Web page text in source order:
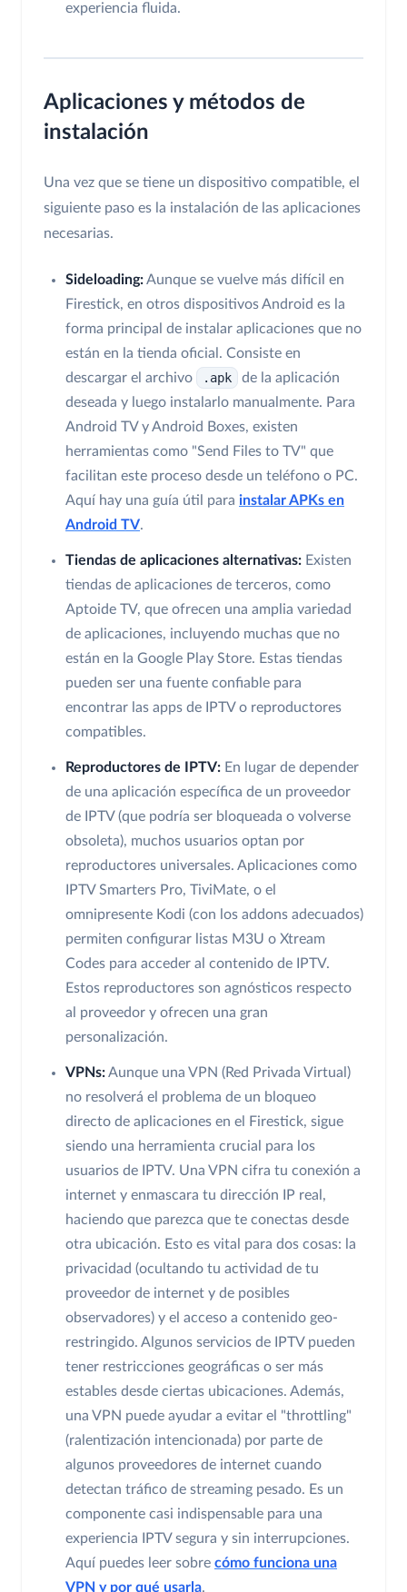
experiencia fluida.
Aplicaciones y métodos de
instalación
Una vez que se tiene un dispositivo compatible, el
siguiente paso es la instalación de las aplicaciones
necesarias.
Sideloading:Aunque se vuelve más difícil en
Firestick, en otros dispositivos Android es la
forma principal de instalar aplicaciones que no
están en la tienda oficial. Consiste en
descargar el archivo
.apk
de la aplicación
deseada y luego instalarlo manualmente. Para
Android TV y Android Boxes, existen
herramientas como "Send Files to TV" que
facilitan este proceso desde un teléfono o PC.
Aquí hay una guía útil para instalar APKs en
Android TV.
Tiendas de aplicaciones alternativas: Existen
tiendas de aplicaciones de terceros, como
Aptoide TV, que ofrecen una amplia variedad
de aplicaciones, incluyendo muchas que no
están en la Google Play Store. Estas tiendas
pueden ser una fuente confiable para
encontrar las apps de IPTV o reproductores
compatibles.
Reproductores de IPTV: En lugar de depender
de una aplicación específica de un proveedor
de IPTV (que podría ser bloqueada o volverse
obsoleta), muchos usuarios optan por
reproductores universales. Aplicaciones como
IPTV Smarters Pro, TiviMate, o el
omnipresente Kodi (con los addons adecuados)
permiten configurar listas M3U o Xtream
Codes para acceder al contenido de IPTV.
Estos reproductores son agnósticos respecto
al proveedor y ofrecen una gran
personalización.
VPNs:Aunque una VPN (Red Privada Virtual)
no resolverá el problema de un bloqueo
directo de aplicaciones en el Firestick, sigue
siendo una herramienta crucial para los
usuarios de IPTV. Una VPN cifra tu conexión a
internet y enmascara tu dirección IP real,
haciendo que parezca que te conectas desde
otra ubicación. Esto es vital para dos cosas: la
privacidad (ocultando tu actividad de tu
proveedor de internet y de posibles
observadores) y el acceso a contenido geo-
restringido. Algunos servicios de IPTV pueden
tener restricciones geográficas o ser más
estables desde ciertas ubicaciones. Además,
una VPN puede ayudar a evitar el "throttling"
(ralentización intencionada) por parte de
algunos proveedores de internet cuando
detectan tráfico de streaming pesado. Es un
componente casi indispensable para una
experiencia IPTV segura y sin interrupciones.
Aquí puedes leer sobre cómo funciona una
VPN y por qué usarla.